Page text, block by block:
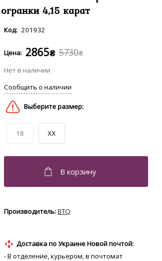
огранки 4,15 карат
201932
5730₴
2865₴
18 XX
BTQ
Доставка по Украине Новой почтой:
- В отделение, курьером, в почтомат